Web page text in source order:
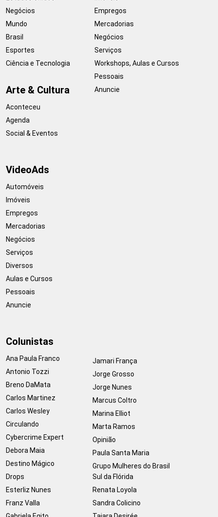
Negócios
Mundo
Brasil
Esportes
Ciência e Tecnologia
Arte & Cultura
Aconteceu
Agenda
Social & Eventos
Empregos
Mercadorias
Negócios
Serviços
Workshops, Aulas e Cursos
Pessoais
Anuncie
VideoAds
Automóveis
Imóveis
Empregos
Mercadorias
Negócios
Serviços
Diversos
Aulas e Cursos
Pessoais
Anuncie
Colunistas
Ana Paula Franco
Antonio Tozzi
Breno DaMata
Carlos Martinez
Carlos Wesley
Circulando
Cybercrime Expert
Debora Maia
Destino Mágico
Drops
Esterliz Nunes
Franz Valla
Jamari França
Jorge Grosso
Jorge Nunes
Marcus Coltro
Marina Elliot
Marta Ramos
Opinião
Paula Santa Maria
Grupo Mulheres do Brasil
Sul da Flórida
Renata Loyola
Sandra Colicino